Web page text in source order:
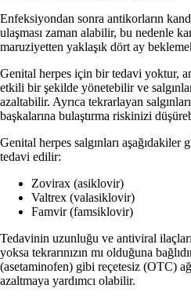
Enfeksiyondan sonra antikorların
ulaşması zaman alabilir, bu nedenle
maruziyetten yaklaşık dört ay
Genital herpes için bir tedavi yoktur,
etkili bir şekilde yönetebilir ve
azaltabilir. Ayrıca tekrarlayan
başkalarına bulaştırma riskinizi
Genital herpes salgınları
tedavi edilir:
Zovirax (asiklovir)
Valtrex (valasiklovir)
Famvir (famsiklovir)
Tedavinin uzunluğu ve antiviral
yoksa tekrarınızın mı olduğuna
(asetaminofen) gibi reçetesiz (OTC)
azaltmaya yardımcı olabilir.